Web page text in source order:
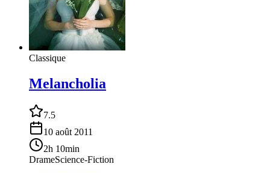
Classique
Melancholia
7.5
10 août 2011
2h 10min
DrameScience-Fiction